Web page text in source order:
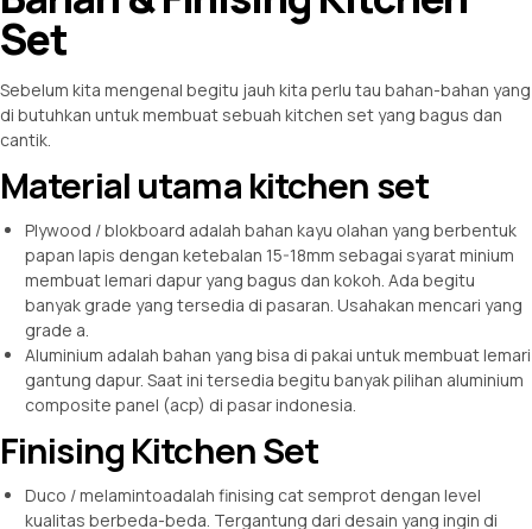
Set
Sebelum kita mengenal begitu jauh kita perlu tau bahan-bahan yang
di butuhkan untuk membuat sebuah kitchen set yang bagus dan
cantik.
Material utama kitchen set
Plywood / blokboard adalah bahan kayu olahan yang berbentuk
papan lapis dengan ketebalan 15-18mm sebagai syarat minium
membuat lemari dapur yang bagus dan kokoh. Ada begitu
banyak grade yang tersedia di pasaran. Usahakan mencari yang
grade a.
Aluminium adalah bahan yang bisa di pakai untuk membuat lemari
gantung dapur. Saat ini tersedia begitu banyak pilihan aluminium
composite panel (acp) di pasar indonesia.
Finising Kitchen Set
Duco / melamintoadalah finising cat semprot dengan level
kualitas berbeda-beda. Tergantung dari desain yang ingin di